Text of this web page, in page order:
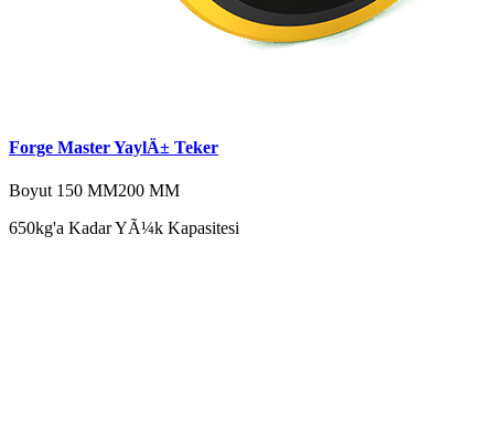
Forge Master YaylÄ± Teker
Boyut 150 MM200 MM
650kg'a Kadar YÃ¼k Kapasitesi